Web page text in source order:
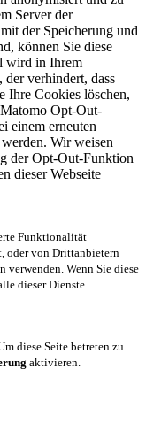
Server der
der Speicherung und
können Sie diese
wird in Ihrem
verhindert, dass
Ihre Cookies löschen,
Opt-Out-
einem erneuten
Wir weisen
der Opt-Out-Funktion
dieser Webseite
Funktionalität
oder von Drittanbietern
verwenden. Wenn Sie diese
dieser Dienste
diese Seite betreten zu
aktivieren.